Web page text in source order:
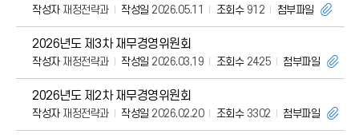
작성자재정전략과 작성일 2026.05.11 조회수912 첨부파일
2026년도 제3차 재무경영위원회
작성자재정전략과 작성일 2026.03.19 조회수2425 첨부파일
2026년도 제2차 재무경영위원회
작성자재정전략과 작성일 2026.02.20 조회수3302 첨부파일